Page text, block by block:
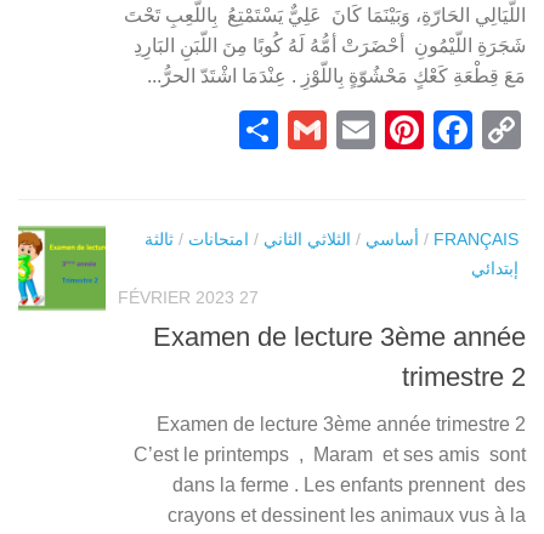
اللَّيَالِي الحَارّةِ، وَبَيْنَمَا كَانَ عَلِيٌّ يَسْتَمْتِعُ بِاللّعِبِ تَحْتَ
شَجَرَةِ اللّيْمُونِ أحْضَرَتْ أمُّهُ لَهُ كُوبًا مِنَ اللّبَنِ البَارِدِ
مَعَ قِطْعَةِ كَعْكٍ مَحْشُوّةٍ بِاللّوْزِ . عِنْدَمَا اشْتَدّ الحرُّ...
Copy
Facebook
Pinterest
Email
Gmail
FRANÇAIS
/ أساسي / الثلاثي الثاني / امتحانات / ثالثة
إبتدائي
27 FÉVRIER 2023
Examen de lecture 3ème année
trimestre 2
Examen de lecture 3ème année trimestre 2
C’est le printemps , Maram et ses amis sont
dans la ferme . Les enfants prennent des
crayons et dessinent les animaux vus à la